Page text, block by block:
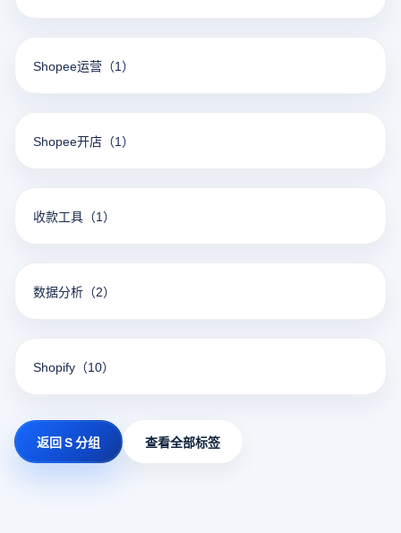
Shopee运营 （1）
Shopee开店 （1）
收款工具 （1）
数据分析 （2）
Shopify （10）
返回 S 分组 查看全部标签